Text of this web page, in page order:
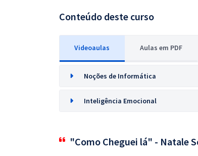
Conteúdo deste curso
Videoaulas Aulas em PDF
Noções de Informática
Inteligência Emocional
"Como Cheguei lá" - Natale